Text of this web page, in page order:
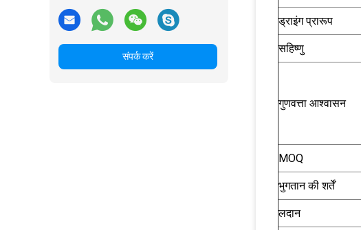
संपर्क करें
ड्राइंग प्रारूप
सहिष्णु
गुणवत्ता आश्वासन
MOQ
भुगतान की शर्तें
लदान